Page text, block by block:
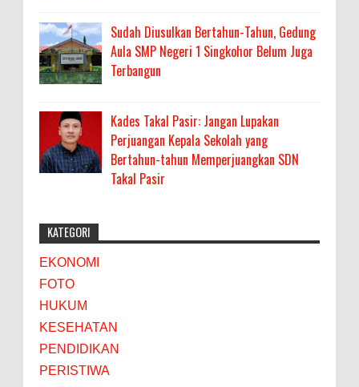
Sudah Diusulkan Bertahun-Tahun, Gedung
Aula SMP Negeri 1 Singkohor Belum Juga
Terbangun
Kades Takal Pasir: Jangan Lupakan
Perjuangan Kepala Sekolah yang
Bertahun-tahun Memperjuangkan SDN
Takal Pasir
KATEGORI
EKONOMI
FOTO
HUKUM
KESEHATAN
PENDIDIKAN
PERISTIWA